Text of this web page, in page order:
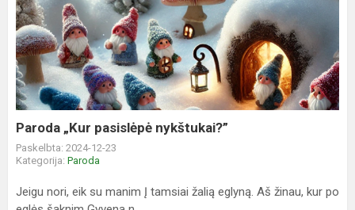
„Kur
pasislėpė
nykštukai?”
Paroda „Kur pasislėpė nykštukai?”
Paskelbta: 2024-12-23
Kategorija: Paroda
Jeigu nori, eik su manim Į tamsiai žalią eglyną. Aš žinau, kur po